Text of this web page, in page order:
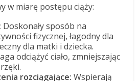
w miarę postępu ciąży:
Doskonały sposób na
fizycznej, łagodny dla
dla matki i dziecka.
odciążyć ciało, zmniejszając
rozciągające: Wspierają